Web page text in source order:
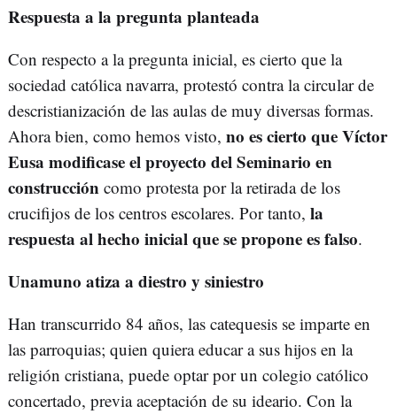
Respuesta a la pregunta planteada
Con respecto a la pregunta inicial, es cierto que la
sociedad católica navarra, protestó contra la circular de
descristianización de las aulas de muy diversas formas.
Ahora bien, como hemos visto, no es cierto que Víctor
Eusa modificase el proyecto del Seminario en
construcción como protesta por la retirada de los
crucifijos de los centros escolares. Por tanto, la
respuesta al hecho inicial que se propone es falso.
Unamuno atiza a diestro y siniestro
Han transcurrido 84 años, las catequesis se imparte en
las parroquias; quien quiera educar a sus hijos en la
religión cristiana, puede optar por un colegio católico
concertado, previa aceptación de su ideario. Con la